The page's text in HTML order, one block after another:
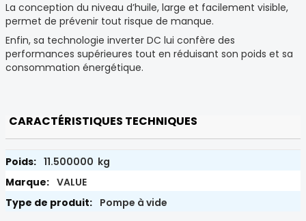
La conception du niveau d’huile, large et facilement visible,
permet de prévenir tout risque de manque.
Enfin, sa technologie inverter DC lui confère des
performances supérieures tout en réduisant son poids et sa
consommation énergétique.
CARACTÉRISTIQUES TECHNIQUES
11.500000 kg
VALUE
Pompe à vide